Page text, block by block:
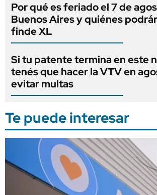
Por qué es feriado el 7 de
Buenos Aires y quiénes
finde XL
Si tu patente termina en este
tenés que hacer la VTV en
evitar multas
Te puede interesar